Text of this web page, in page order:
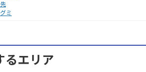
ミ
るエリア